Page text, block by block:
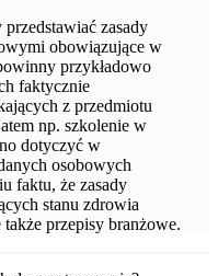
zasady
obowiązujące w
przykładowo
faktycznie
z przedmiotu
np. szkolenie w
dotyczyć w
osobowych
faktu, że zasady
stanu zdrowia
przepisy branżowe.